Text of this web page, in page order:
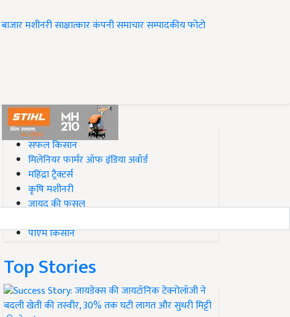
बाजारमशीनरीसाक्षात्कारकंपनी समाचारसम्पादकीयफोटो
#Top on Krishi Jagran
सफल किसान
मिलेनियर फार्मर ऑफ इंडिया अवॉर्ड
महिंद्रा ट्रैक्टर्स
कृषि मशीनरी
जायद की फसल
पीएम किसान
Top Stories